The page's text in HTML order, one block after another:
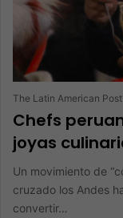
The Latin American
Chefs
joyas
Un movimiento de
cruzado los Andes
convertir…